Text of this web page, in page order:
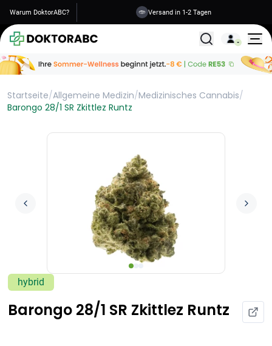
Warum DoktorABC? Versand in 1-2 Tagen
Alle
Startseite/Allgemeine Medizin/Medizinisches Cannabis/
Barongo 28/1 SR Zkittlez Runtz
hybrid
Barongo 28/1 SR Zkittlez Runtz